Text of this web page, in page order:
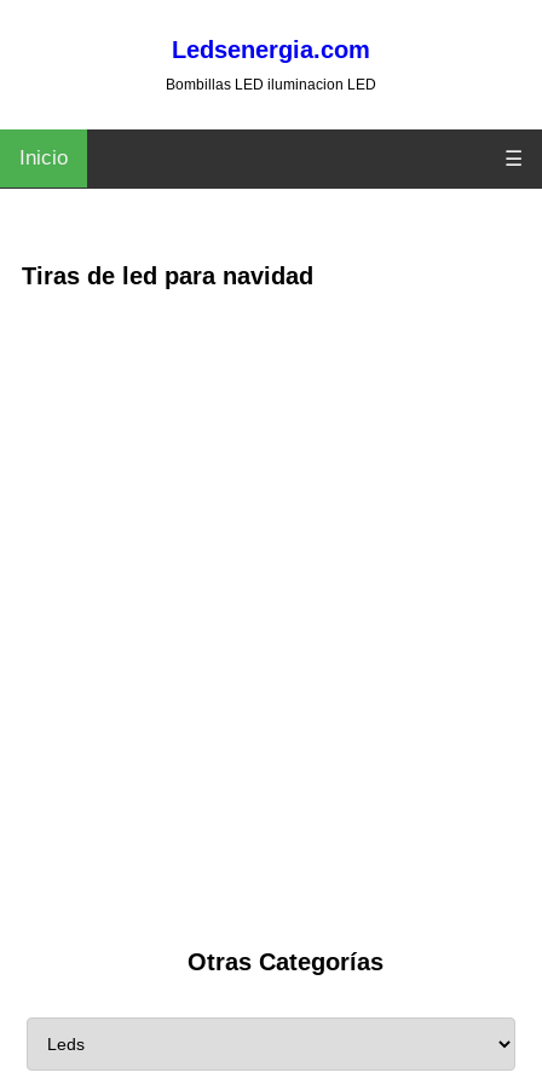
Ledsenergia.com
Bombillas LED iluminacion LED
Inicio ☰
Tiras de led para navidad
Otras Categorías